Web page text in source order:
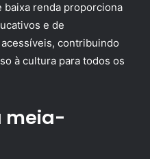
baixa renda proporciona
e de
contribuindo
à cultura para todos os
meia-